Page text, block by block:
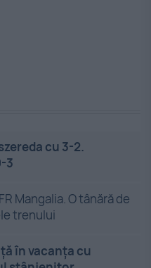
cu 3-2.
3
Mangalia. O tânără de
trenului
în vacanța cu